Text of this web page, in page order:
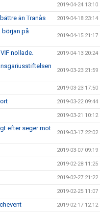
2019-04-24 13:10
än Tranås 2019-04-18 23:14
början på
2019-04-15 21:17
nollade. 2019-04-13 20:24
2019-03-23 21:59
2019-03-23 17:50
2019-03-22 09:44
2019-03-21 10:12
efter seger mot
2019-03-17 22:02
2019-03-07 09:19
2019-02-28 11:25
2019-02-27 21:22
2019-02-25 11:07
2019-02-17 12:12